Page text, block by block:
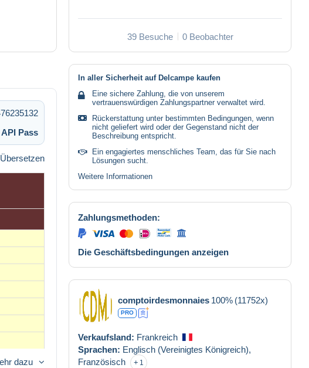
39 Besuche 0 Beobachter
API Pass
Übersetzen
dazu
In aller Sicherheit auf Delcampe kaufen
Eine sichere Zahlung, die von unserem
vertrauenswürdigen Zahlungspartner verwaltet wird.
Rückerstattung unter bestimmten Bedingungen, wenn
nicht geliefert wird oder der Gegenstand nicht der
Beschreibung entspricht.
Ein engagiertes menschliches Team, das für Sie nach
Lösungen sucht.
Weitere Informationen
Zahlungsmethoden:
Die Geschäftsbedingungen anzeigen
comptoirdesmonnaies 100% (11752x)
PRO
Verkaufsland: Frankreich
Sprachen: Englisch (Vereinigtes Königreich),
Französisch
1